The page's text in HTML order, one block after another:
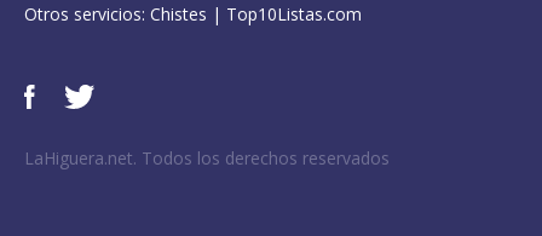
Otros servicios: Chistes | Top10Listas.com
LaHiguera.net. Todos los derechos reservados